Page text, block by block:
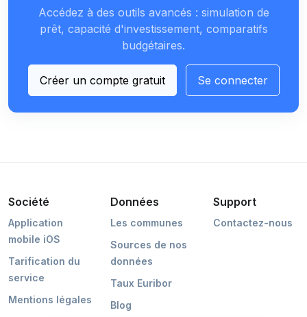
Accédez à des outils avancés : simulation de
prêt, capacité d'investissement, comparatifs
budgétaires.
Créer un compte gratuit Se connecter
Société
Application
mobile iOS
Tarification du
service
Mentions légales
Données
Les communes
Sources de nos
données
Taux Euribor
Blog
Support
Contactez-nous